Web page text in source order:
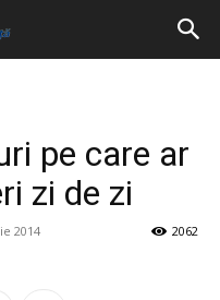
pe care ar
zi de zi
2014 2062